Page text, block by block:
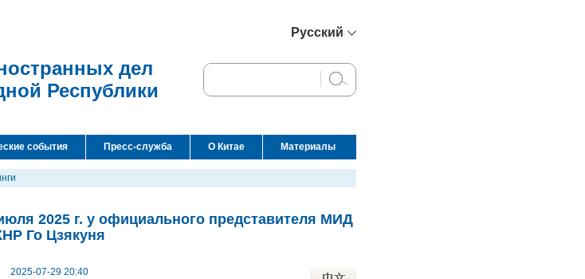
Русский
English
Español
عربي
дел
Республики
события Пресс-служба О Китае Материалы
2025 г. у официального представителя МИД
Го Цзякуня
2025-07-29 20:40